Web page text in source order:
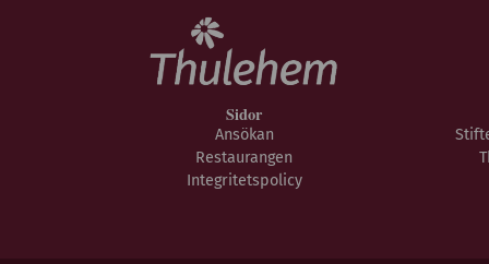
Sidor
Ansökan
Restaurangen
Integritetspolicy